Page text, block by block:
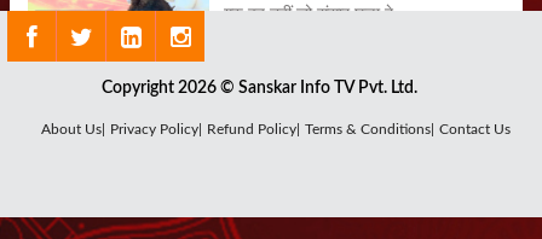
गुरु वह नहीं जो संसार छुड़ा दे
भगवान की भक्ति करना क्यों जरूरी है?
Copyright 2026 © Sanskar Info TV Pvt. Ltd.
About Us| Privacy Policy| Refund Policy| Terms & Conditions| Contact Us